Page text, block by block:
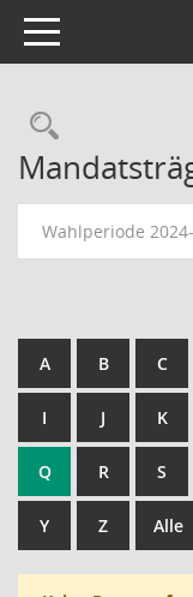
Toggle navigation
Wahlperiode
A B C
I J K
Q R S
Y Z Alle